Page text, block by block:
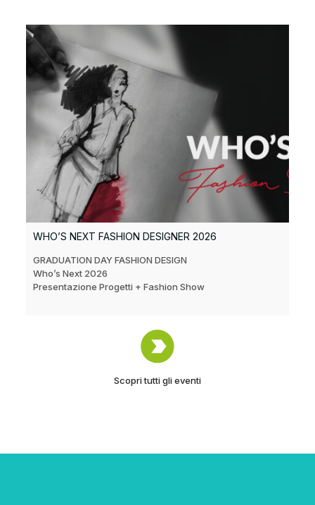
WHO’S NEXT FASHION DESIGNER 2026
GRADUATION DAY FASHION DESIGN
Who’s Next 2026
Presentazione Progetti + Fashion Show
Scopri tutti gli eventi